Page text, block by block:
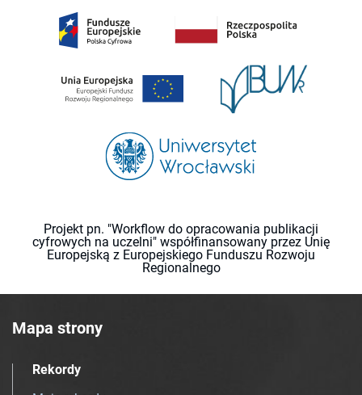
Projekt pn. "Workflow do opracowania publikacji
cyfrowych na uczelni" współfinansowany przez Unię
Europejską z Europejskiego Funduszu Rozwoju
Regionalnego
Mapa strony
Rekordy